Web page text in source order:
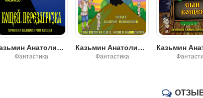
Казьмин Анатолий - И. О. Кощея
Фантастика
Казьмин Анатолий - Сын Кощея
Фантастика